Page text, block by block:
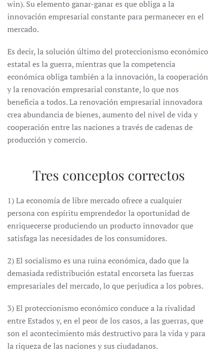
win). Su elemento ganar-ganar es que obliga a la
innovación empresarial constante para permanecer en el
mercado.
Es decir, la solución último del proteccionismo económico
estatal es la guerra, mientras que la competencia
económica obliga también a la innovación, la cooperación
y la renovación empresarial constante, lo que nos
beneficia a todos. La renovación empresarial innovadora
crea abundancia de bienes, aumento del nivel de vida y
cooperación entre las naciones a través de cadenas de
producción y comercio.
Tres conceptos correctos
1) La economía de libre mercado ofrece a cualquier
persona con espíritu emprendedor la oportunidad de
enriquecerse produciendo un producto innovador que
satisfaga las necesidades de los consumidores.
2) El socialismo es una ruina económica, dado que la
demasiada redistribución estatal encorseta las fuerzas
empresariales del mercado, lo que perjudica a los pobres.
3) El proteccionismo económico conduce a la rivalidad
entre Estados y, en el peor de los casos, a las guerras, que
son el acontecimiento más destructivo para la vida y para
la riqueza de las naciones y sus ciudadanos.